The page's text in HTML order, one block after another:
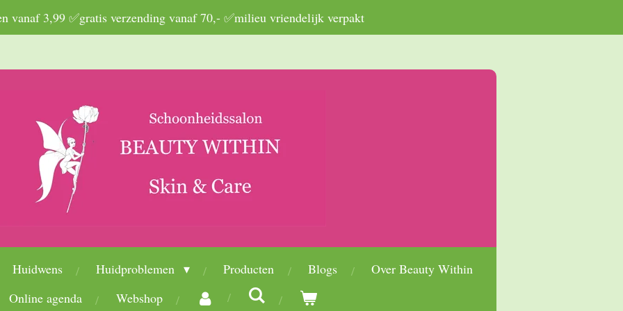
vanaf 3,99 ✅gratis verzending vanaf 70,- ✅milieu vriendelijk verpakt
Huidwens Huidproblemen Producten Blogs
Over Beauty Within
Online agenda
Webshop